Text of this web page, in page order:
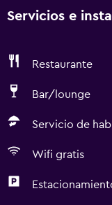
Servicios e
Restaurante
Bar/lounge
Servicio de
Wifi gratis